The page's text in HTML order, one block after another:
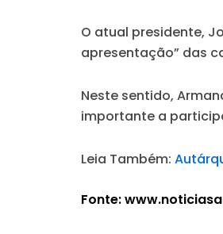
O atual presidente,
apresentação” das
Neste sentido,
importante a
Leia Também:
Fonte: